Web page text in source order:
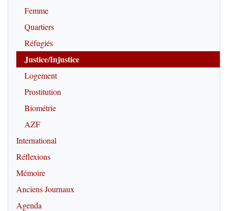
Femme
Quartiers
Réfugiés
Justice/Injustice
Logement
Prostitution
Biométrie
AZF
International
Réflexions
Mémoire
Anciens Journaux
Agenda